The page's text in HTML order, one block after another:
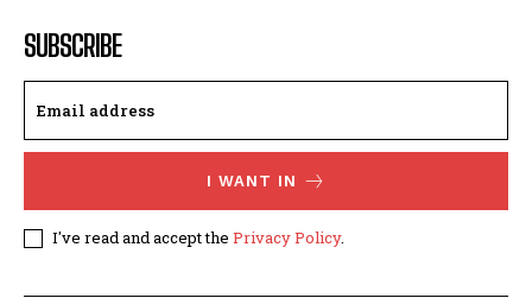
SUBSCRIBE
I WANT IN
I've read and accept the Privacy Policy.